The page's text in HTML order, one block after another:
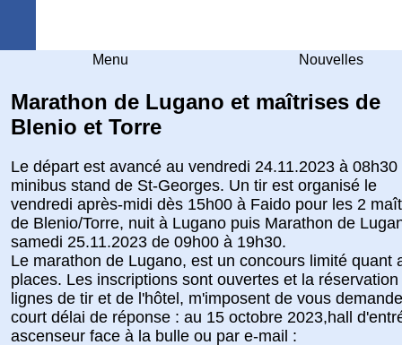
Menu Nouvelles
Marathon de Lugano et maîtrises de
Blenio et Torre
Le départ est avancé au vendredi 24.11.2023 à 08h30
minibus stand de St-Georges. Un tir est organisé le
vendredi après-midi dès 15h00 à Faido pour les 2
de Blenio/Torre, nuit à Lugano puis Marathon de
samedi 25.11.2023 de 09h00 à 19h30.
Le marathon de Lugano, est un concours limité quant
places. Les inscriptions sont ouvertes et la réservation
lignes de tir et de l'hôtel, m'imposent de vous
court délai de réponse : au 15 octobre 2023,hall
ascenseur face à la bulle ou par e-mail :